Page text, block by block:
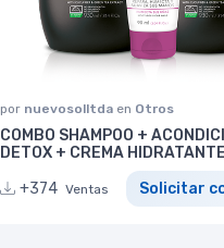
por nuevosolltda en Otros
COMBO SHAMPOO +
DETOX + CREMA
+374 Ventas Solicitar